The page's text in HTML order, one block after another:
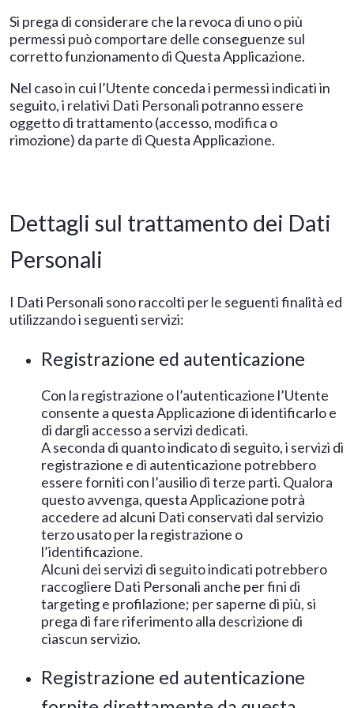
Si prega di considerare che la revoca di uno o più
permessi può comportare delle conseguenze sul
corretto funzionamento di Questa Applicazione.
Nel caso in cui l’Utente conceda i permessi indicati in
seguito, i relativi Dati Personali potranno essere
oggetto di trattamento (accesso, modifica o
rimozione) da parte di Questa Applicazione.
Dettagli sul trattamento dei Dati
Personali
I Dati Personali sono raccolti per le seguenti finalità ed
utilizzando i seguenti servizi:​
Registrazione ed autenticazione
Con la registrazione o l’autenticazione l’Utente
consente a questa Applicazione di identificarlo e
di dargli accesso a servizi dedicati.
A seconda di quanto indicato di seguito, i servizi di
registrazione e di autenticazione potrebbero
essere forniti con l’ausilio di terze parti. Qualora
questo avvenga, questa Applicazione potrà
accedere ad alcuni Dati conservati dal servizio
terzo usato per la registrazione o
l’identificazione.
Alcuni dei servizi di seguito indicati potrebbero
raccogliere Dati Personali anche per fini di
targeting e profilazione; per saperne di più, si
prega di fare riferimento alla descrizione di
ciascun servizio.
Registrazione ed autenticazione